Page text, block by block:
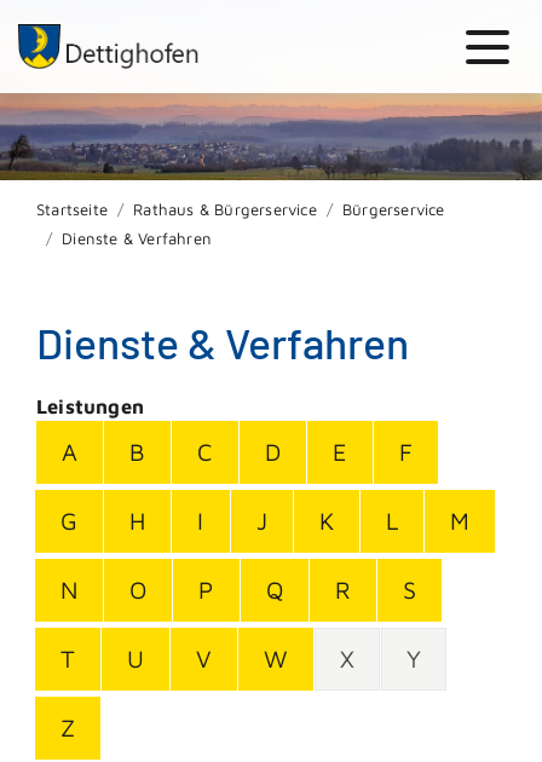
Startseite Rathaus & Bürgerservice
Bürgerservice
Dienste & Verfahren
Dienste & Verfahren
Leistungen
A B C D E F
G H I J K L M
N O P Q R S
T U V W X Y
Z